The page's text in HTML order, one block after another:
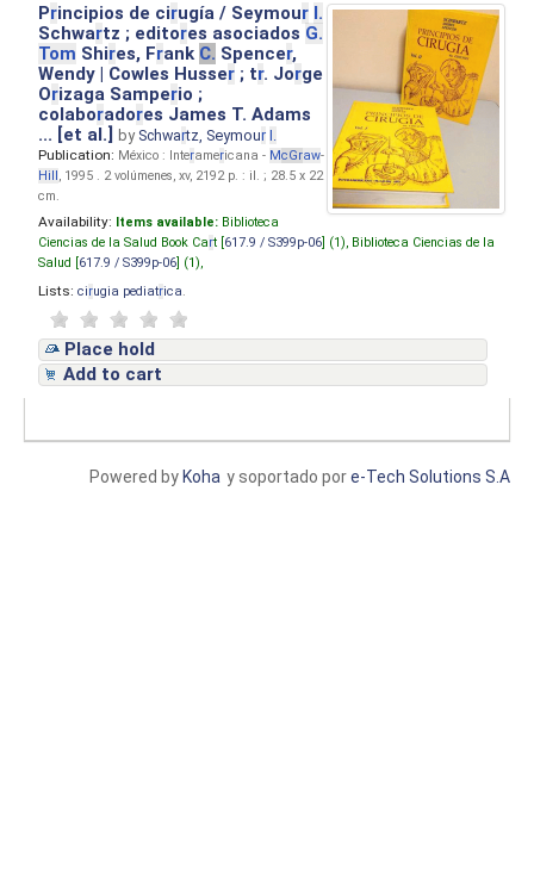
Principios de cirugía / Seymour I.
Schwartz ; editores asociados G.
Tom Shires, Frank C. Spencer,
Wendy | Cowles Husser ; tr. Jorge
Orizaga Samperio ;
colaboradores James T. Adams
... [et al.]by Schwartz, Seymour I.
Publication: México : Interamericana - McGraw-
Hill, 1995 . 2 volúmenes, xv, 2192 p. : il. ; 28.5 x 22
cm.
Availability: Items available: Biblioteca
Ciencias de la Salud Book Cart [ 617.9 / S399p-06 ] (1), Biblioteca Ciencias de la
Salud [ 617.9 / S399p-06 ] (1),
Lists: cirugia pediatrica
Place hold
Add to cart
y soportado pore-Tech Solutions S.A
Powered by Koha